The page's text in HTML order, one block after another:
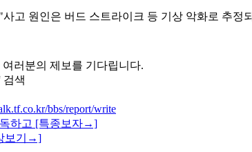
고 원인은 버드 스트라이크 등 기상 악화로 추
러분의 제보를 기다립니다.
검색
bbs/report/write
하고 [특종보자→]
보기→]